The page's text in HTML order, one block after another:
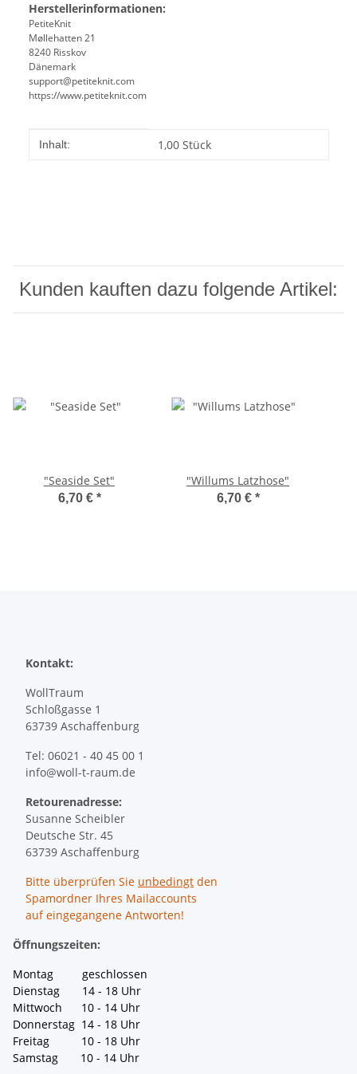
Herstellerinformationen:
PetiteKnit
Møllehatten 21
8240 Risskov
Dänemark
support@petiteknit.com
https://www.petiteknit.com
Produkteigenschaft
Wert
Inhalt: 1,00 Stück
Kunden kauften dazu folgende Artikel:
"Seaside Set"
6,70 € *
"Willums Latzhose"
6,70 € *
Kontakt:
WollTraum
Schloßgasse 1
63739 Aschaffenburg
Tel: 06021 - 40 45 00 1
info@woll-t-raum.de
Retourenadresse:
Susanne Scheibler
Deutsche Str. 45
63739 Aschaffenburg
Bitte überprüfen Sie unbedingt den
Spamordner Ihres Mailaccounts
auf eingegangene Antworten!
Öffnungszeiten:
Montag geschlossen
Dienstag 14 - 18 Uhr
Mittwoch 10 - 14 Uhr
Donnerstag 14 - 18 Uhr
Freitag 10 - 18 Uhr
Samstag 10 - 14 Uhr